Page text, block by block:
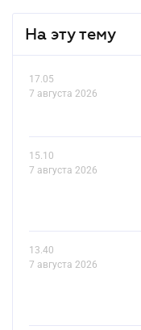
На эту тему
17.05
7 августа 2026
15.10
7 августа 2026
13.40
7 августа 2026